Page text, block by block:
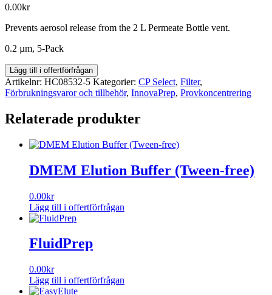
0.00kr
Prevents aerosol release from the 2 L Permeate Bottle vent.
0.2 µm, 5-Pack
Permeate
Vent
Filter
Lägg till i offertförfrågan
Artikelnr: HC08532-5 Kategorier: CP Select, Filter,
Förbrukningsvaror och tillbehör, InnovaPrep, Provkoncentrering
Relaterade produkter
DMEM Elution Buffer (Tween-free)
0.00kr
Lägg till i offertförfrågan
FluidPrep
0.00kr
Lägg till i offertförfrågan